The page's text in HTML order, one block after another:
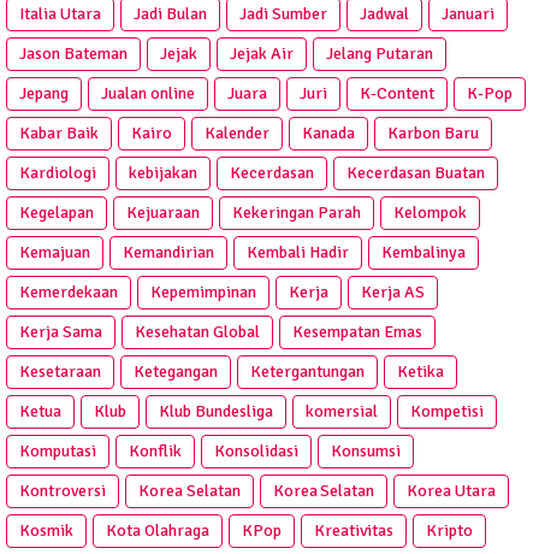
Italia Utara
Jadi Bulan Jadi Sumber Jadwal
Januari
Jason Bateman
Jejak Jejak Air
Jelang Putaran
Jepang
Jualan online Juara Juri K-Content
K-Pop
Kabar Baik
Kairo Kalender Kanada
Karbon Baru
Kardiologi
kebijakan Kecerdasan
Kecerdasan Buatan
Kegelapan
Kejuaraan Kekeringan Parah
Kelompok
Kemajuan
Kemandirian Kembali Hadir
Kembalinya
Kemerdekaan
Kepemimpinan Kerja
Kerja AS
Kerja Sama
Kesehatan Global
Kesempatan Emas
Kesetaraan
Ketegangan Ketergantungan
Ketika
Ketua
Klub Klub Bundesliga komersial
Kompetisi
Komputasi
Konflik Konsolidasi
Konsumsi
Kontroversi
Korea Selatan Korea Selatan
Korea Utara
Kosmik
Kota Olahraga KPop Kreativitas Kripto